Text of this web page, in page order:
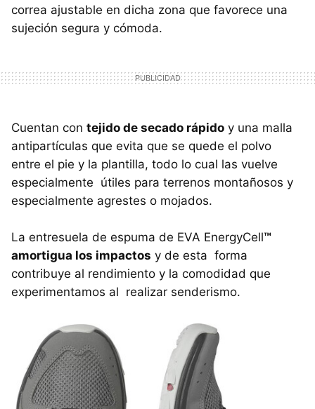
correa ajustable en dicha zona que favorece una
sujeción segura y cómoda.
Cuentan con tejido de secado rápido y una malla
antipartículas que evita que se quede el polvo
entre el pie y la plantilla, todo lo cual las vuelve
especialmente útiles para terrenos montañosos y
especialmente agrestes o mojados.
La entresuela de espuma de EVA EnergyCell™
amortigua los impactos y de esta forma
contribuye al rendimiento y la comodidad que
experimentamos al realizar senderismo.